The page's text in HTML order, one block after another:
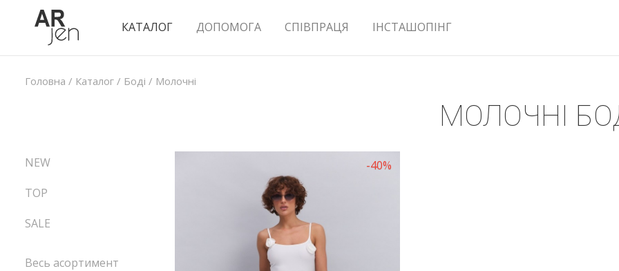
КАТАЛОГ ДОПОМОГА СПІВПРАЦЯ ІНСТАШОПІНГ
Головна / Каталог / Боді / Молочні
МОЛОЧНІ
-40%
NEW
TOP
SALE
Весь асортимент